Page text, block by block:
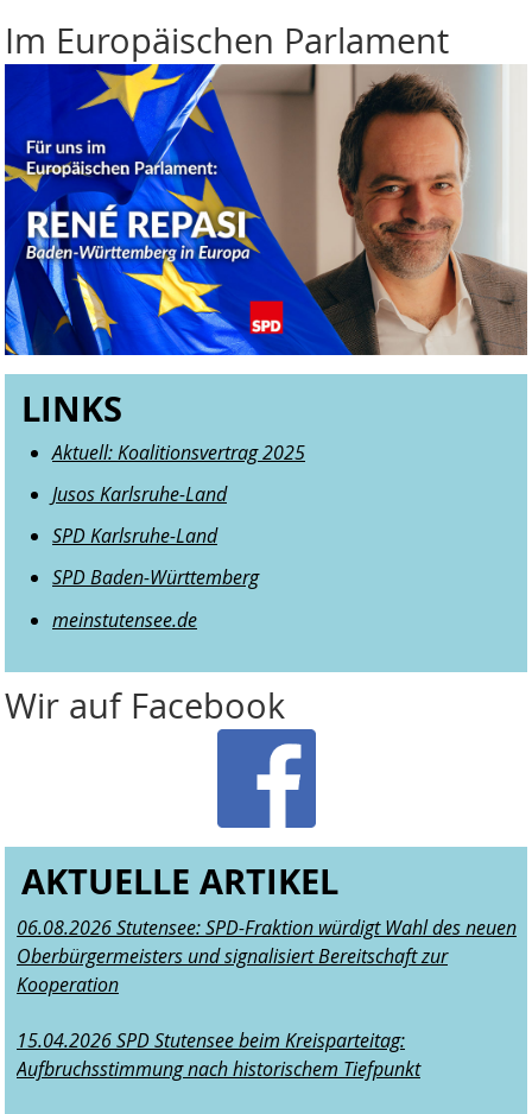
Im Europäischen Parlament
LINKS
Aktuell: Koalitionsvertrag 2025
Jusos Karlsruhe-Land
SPD Karlsruhe-Land
SPD Baden-Württemberg
meinstutensee.de
Wir auf Facebook
AKTUELLE ARTIKEL
06.08.2026 Stutensee: SPD-Fraktion würdigt Wahl des neuen
Oberbürgermeisters und signalisiert Bereitschaft zur
Kooperation
15.04.2026 SPD Stutensee beim Kreisparteitag:
Aufbruchsstimmung nach historischem Tiefpunkt